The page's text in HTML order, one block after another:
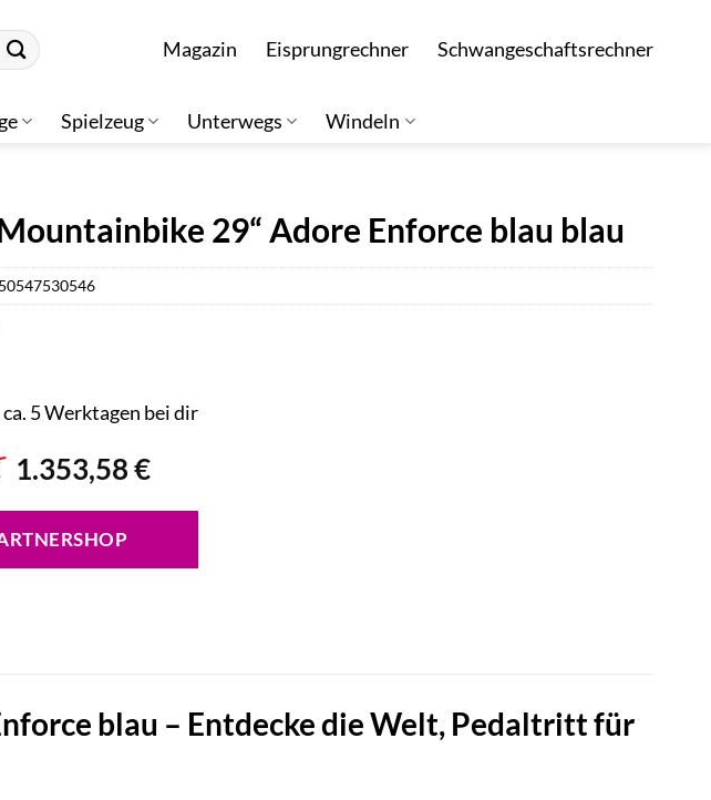
Magazin Eisprungrechner Schwangeschaftsrechner
Spielzeug Unterwegs Windeln
29“ Adore Enforce blau blau
Ursprünglicher
war:
2.145,95 €
1.353,58€Aktueller
5 Werktagen bei dir
blau – Entdecke die Welt, Pedaltritt für